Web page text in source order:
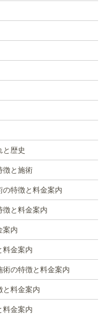
と歴史
徴と施術
の特徴と料金案内
徴と料金案内
案内
料金案内
の特徴と料金案内
と料金案内
料金案内